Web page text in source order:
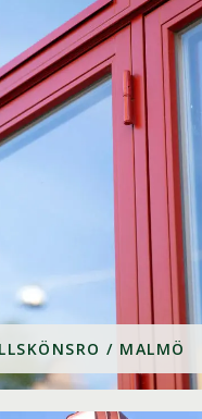
/ MALMÖ